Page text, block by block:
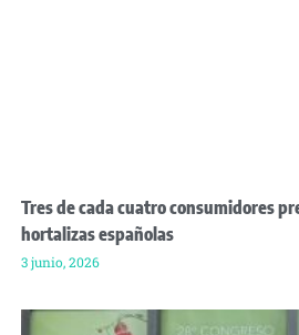
Tres de cada cuatro consumidores
hortalizas españolas
3 junio, 2026